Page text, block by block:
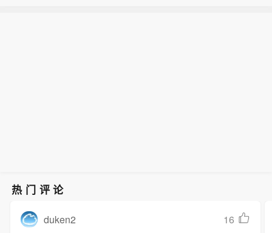
罚款之外追加的。第一阶段审判主要聚
公平行为法》。
热门评论
duken2 16